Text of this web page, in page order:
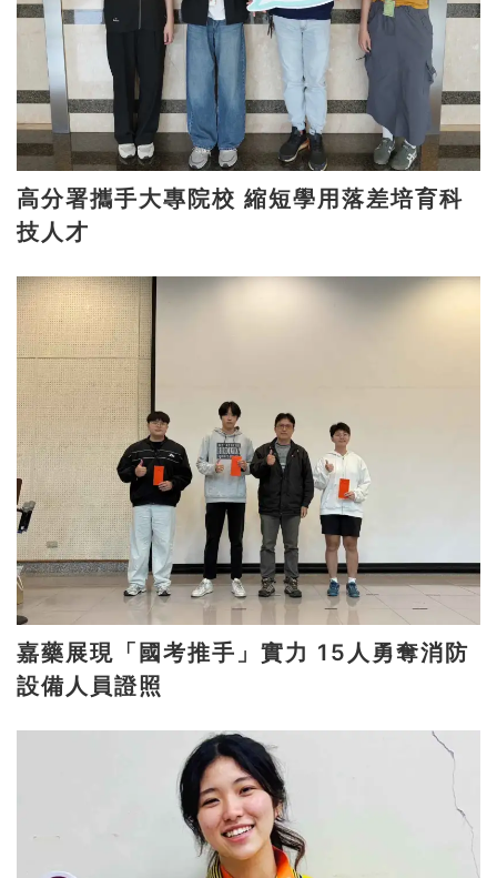
高分署攜手大專院校 縮短學用落差培育科
技人才
嘉藥展現「國考推手」實力 15人勇奪消防
設備人員證照